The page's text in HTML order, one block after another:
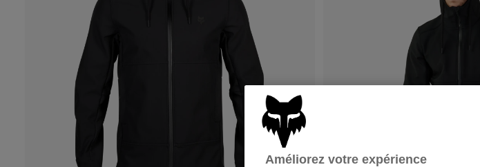
Améliorez votre expérience